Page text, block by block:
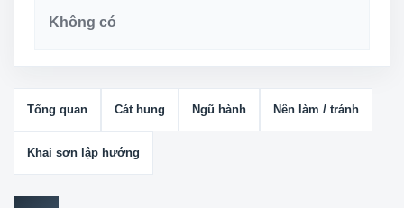
Không có
Tổng quan Cát hung Ngũ hành Nên làm / tránh
Khai sơn lập hướng